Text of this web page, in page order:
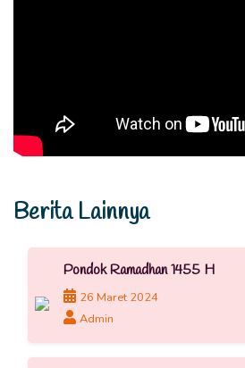
Berita Lainnya
Pondok Ramadhan 1455 H
26 Maret 2024
Admin